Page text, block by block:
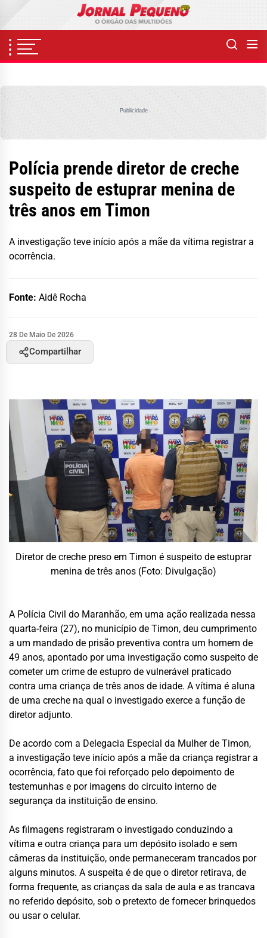
content
Publicidade
Polícia prende diretor de creche
suspeito de estuprar menina de
três anos em Timon
A investigação teve início após a mãe da vítima registrar a
ocorrência.
Fonte: Aidê Rocha
28 De Maio De 2026
Compartilhar
Diretor de creche preso em Timon é suspeito de estuprar
menina de três anos (Foto: Divulgação)
A Polícia Civil do Maranhão, em uma ação realizada nessa
quarta-feira (27), no município de Timon, deu cumprimento
a um mandado de prisão preventiva contra um homem de
49 anos, apontado por uma investigação como suspeito de
cometer um crime de estupro de vulnerável praticado
contra uma criança de três anos de idade. A vítima é aluna
de uma creche na qual o investigado exerce a função de
diretor adjunto.
De acordo com a Delegacia Especial da Mulher de Timon,
a investigação teve início após a mãe da criança registrar a
ocorrência, fato que foi reforçado pelo depoimento de
testemunhas e por imagens do circuito interno de
segurança da instituição de ensino.
As filmagens registraram o investigado conduzindo a
vítima e outra criança para um depósito isolado e sem
câmeras da instituição, onde permaneceram trancados por
alguns minutos. A suspeita é de que o diretor retirava, de
forma frequente, as crianças da sala de aula e as trancava
no referido depósito, sob o pretexto de fornecer brinquedos
ou usar o celular.